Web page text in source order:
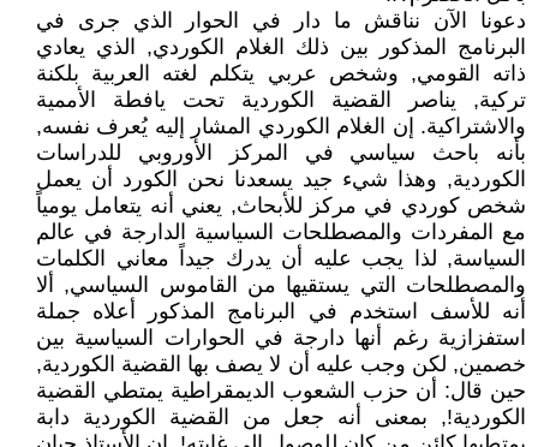
دعونا الآن نناقش ما دار في الحوار الذي جرى في
البرنامج المذكور بين ذلك الغلام الكوردي, الذي يعادي
ذاته القومي, وشخص عربي يتكلم لغته العربية بلكنة
تركية, يناصر القضية الكوردية تحت يافطة الأممية
والاشتراكية. إن الغلام الكوردي المشار إليه يُعرف نفسه,
بأنه باحث سياسي في المركز الأوروبي للدراسات
الكوردية, وهذا شيء جيد يسعدنا نحن الكورد أن يعمل
شخص كوردي في مركز للأبحاث, يعني أنه يتعامل يومياً
مع المفردات والمصطلحات السياسية الدارجة في عالم
السياسة, لذا يجب عليه أن يدرك جيداً معاني الكلمات
والمصطلحات التي يستقيها من القاموس السياسي, ألا
أنه للأسف استخدم في البرنامج المذكور أعلاه جملة
استفزازية رغم أنها دارجة في الحوارات السياسية بين
خصمين, لكن وجب عليه أن لا يصف بها القضية الكوردية,
حين قال: أن حزب الشعوب الديمقراطية يمتطي القضية
الكوردية!, بمعنى أنه جعل من القضية الكوردية دابة